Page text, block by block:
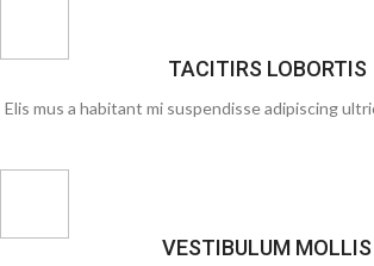
TACITIRS LOBORTIS
Elis mus a habitant mi suspendisse adipiscing
VESTIBULUM MOLLIS